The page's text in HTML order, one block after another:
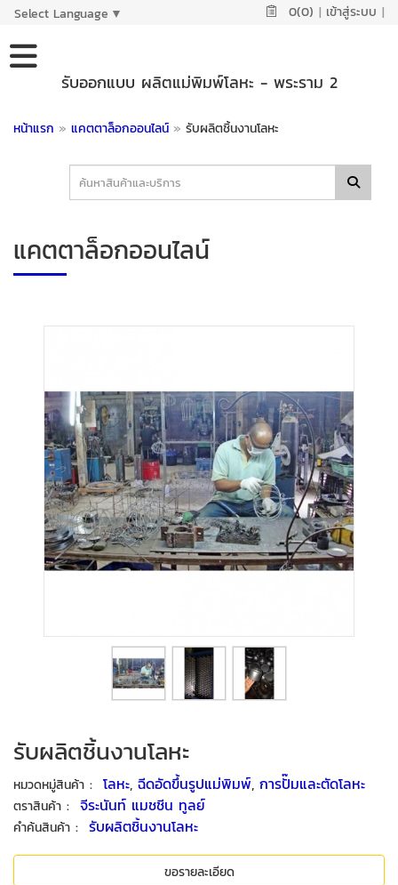
Select Language ▼ 0(0) | เข้าสู่ระบบ |
รับออกแบบ ผลิตแม่พิมพ์โลหะ - พระราม 2
หน้าแรก » แคตตาล็อกออนไลน์ » รับผลิตชิ้นงานโลหะ
แคตตาล็อกออนไลน์
รับผลิตชิ้นงานโลหะ
หมวดหมู่สินค้า : โลหะ, ฉีดอัดขึ้นรูปแม่พิมพ์, การปั๊มและตัดโลหะ
ตราสินค้า : จีระนันท์ แมชชีน ทูลย์
คำค้นสินค้า : รับผลิตชิ้นงานโลหะ
ขอรายละเอียด